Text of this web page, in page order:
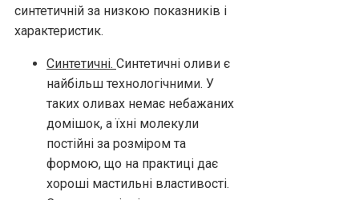
синтетичній за низкою показників і
характеристик.
Синтетичні. Синтетичні оливи є
найбільш технологічними. У
таких оливах немає небажаних
домішок, а їхні молекули
постійні за розміром та
формою, що на практиці дає
хороші мастильні властивості.